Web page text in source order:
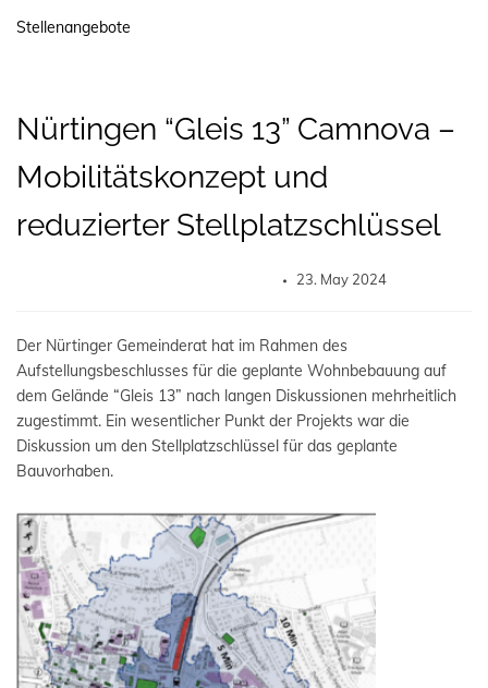
Stellenangebote
Nürtingen “Gleis 13” Camnova –
Mobilitätskonzept und
reduzierter Stellplatzschlüssel
23. May 2024
Der Nürtinger Gemeinderat hat im Rahmen des
Aufstellungsbeschlusses für die geplante Wohnbebauung auf
dem Gelände “Gleis 13” nach langen Diskussionen mehrheitlich
zugestimmt. Ein wesentlicher Punkt der Projekts war die
Diskussion um den Stellplatzschlüssel für das geplante
Bauvorhaben.